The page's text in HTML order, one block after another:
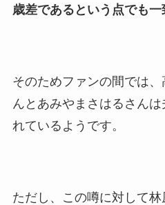
歳差であるという点でも一
そのためファンの間では
んとあみやまさはるさん
れているようです。
ただし、この噂に対して